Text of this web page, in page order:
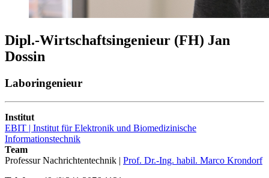
Dipl.-Wirtschaftsingenieur (FH) Jan
Dossin
Laboringenieur
Institut
EBIT | Institut für Elektronik und Biomedizinische
Informationstechnik
Team
Professur Nachrichtentechnik | Prof. Dr.-Ing. habil. Marco Krondorf